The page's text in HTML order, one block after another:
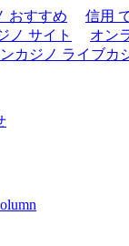
おすすめ
信用
ノ サイト オン
カジノ ライブカ